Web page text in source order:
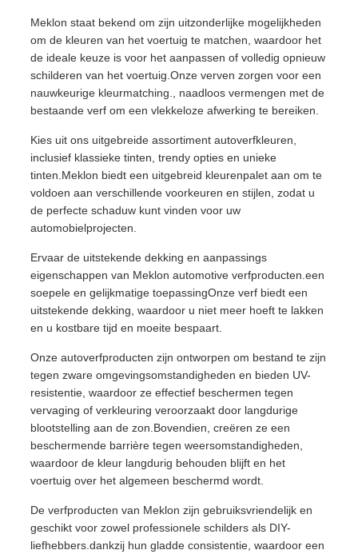
Meklon staat bekend om zijn uitzonderlijke mogelijkheden
om de kleuren van het voertuig te matchen, waardoor het
de ideale keuze is voor het aanpassen of volledig opnieuw
schilderen van het voertuig.Onze verven zorgen voor een
nauwkeurige kleurmatching., naadloos vermengen met de
bestaande verf om een vlekkeloze afwerking te bereiken.
Kies uit ons uitgebreide assortiment autoverfkleuren,
inclusief klassieke tinten, trendy opties en unieke
tinten.Meklon biedt een uitgebreid kleurenpalet aan om te
voldoen aan verschillende voorkeuren en stijlen, zodat u
de perfecte schaduw kunt vinden voor uw
automobielprojecten.
Ervaar de uitstekende dekking en aanpassings
eigenschappen van Meklon automotive verfproducten.een
soepele en gelijkmatige toepassingOnze verf biedt een
uitstekende dekking, waardoor u niet meer hoeft te lakken
en u kostbare tijd en moeite bespaart.
Onze autoverfproducten zijn ontworpen om bestand te zijn
tegen zware omgevingsomstandigheden en bieden UV-
resistentie, waardoor ze effectief beschermen tegen
vervaging of verkleuring veroorzaakt door langdurige
blootstelling aan de zon.Bovendien, creëren ze een
beschermende barrière tegen weersomstandigheden,
waardoor de kleur langdurig behouden blijft en het
voertuig over het algemeen beschermd wordt.
De verfproducten van Meklon zijn gebruiksvriendelijk en
geschikt voor zowel professionele schilders als DIY-
liefhebbers.dankzij hun gladde consistentie, waardoor een